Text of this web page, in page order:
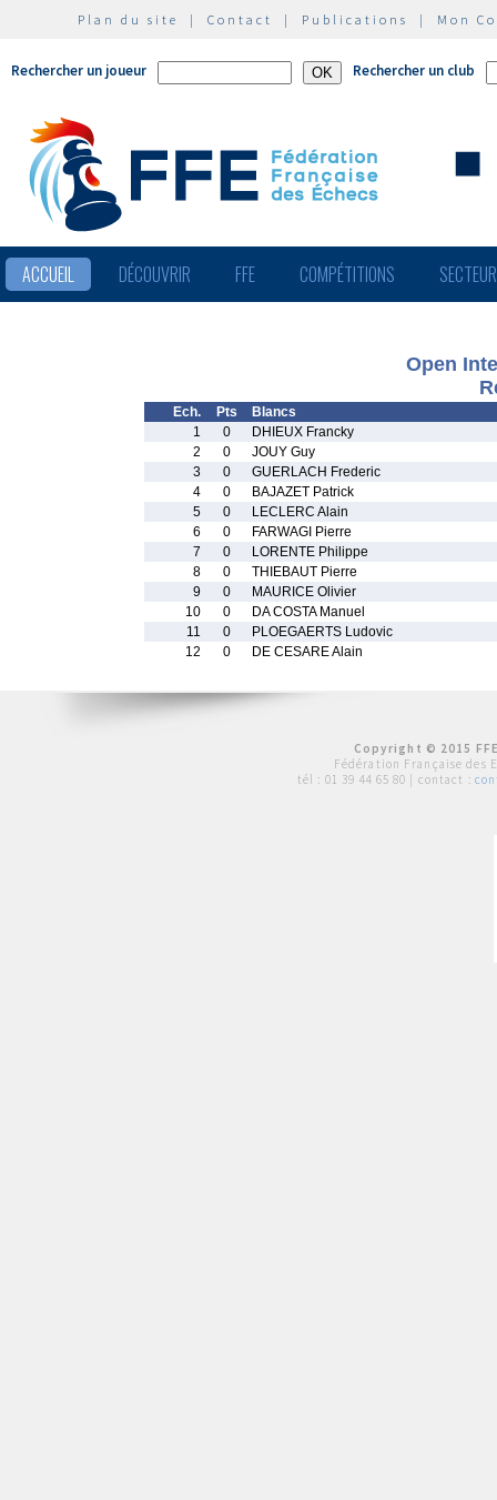
Plan du site | Contact | Publications | Mon
Rechercher un joueur Rechercher un club
ACCUEIL DÉCOUVRIR FFE COMPÉTITIONS
Open
Ech. Pts
Blancs
1
0
DHIEUX Francky
2
0
JOUY Guy
3
0
GUERLACH Frederic
4
0
BAJAZET Patrick
5
0
LECLERC Alain
6
0
FARWAGI Pierre
7
0
LORENTE Philippe
8
0
THIEBAUT Pierre
9
0
MAURICE Olivier
10
0
DA COSTA Manuel
11
0
PLOEGAERTS Ludovic
12
0 DE CESARE Alain
Copyright © 2015
Fédération Française des
tél : 01 39 44 65 80 | contact :